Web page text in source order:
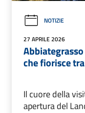
NOTIZIE
27 APRILE 2026
che fiorisce
Il cuore della
apertura del